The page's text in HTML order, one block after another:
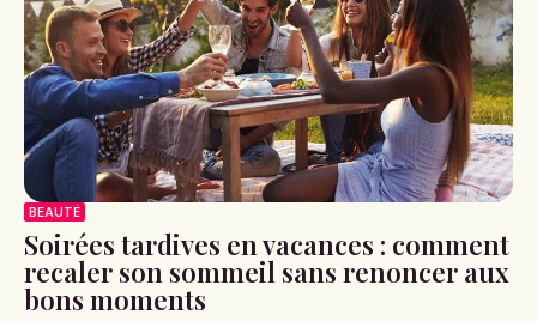
BEAUTÉ
Soirées tardives en vacances : comment
recaler son sommeil sans renoncer aux
bons moments